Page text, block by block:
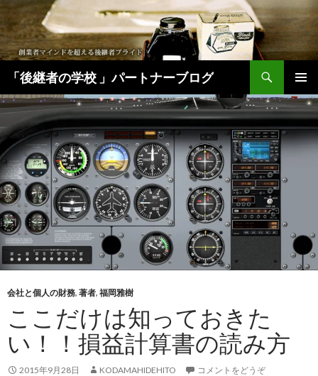
「後継者の学校 」パートナーブログ
検
メインメ
ニュー
ン
ン
ツ
へ
移
動
会社と個人の財務, 著者, 福岡雅樹
ここだけは知っておきた
い！！損益計算書の読み方
2015年9月28日 KODAMAHIDEHITO コメントをどうぞ